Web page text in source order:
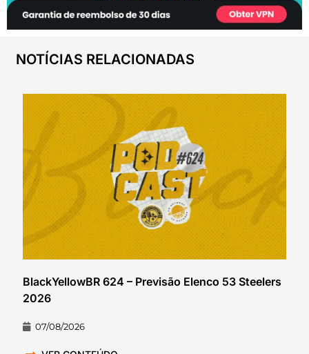
NOTÍCIAS RELACIONADAS
BlackYellowBR 624 – Previsão Elenco 53 Steelers
2026
07/08/2026